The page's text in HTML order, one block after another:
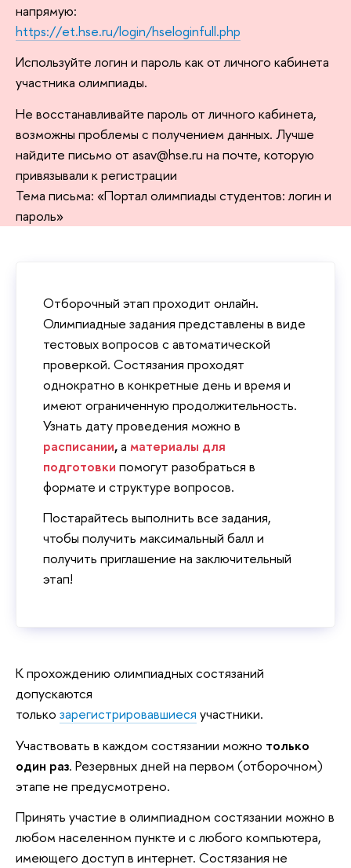
напрямую:
https://et.hse.ru/login/hseloginfull.php
Используйте логин и пароль как от личного кабинета
участника олимпиады.
Не восстанавливайте пароль от личного кабинета,
возможны проблемы с получением данных. Лучше
найдите письмо от asav@hse.ru на почте, которую
привязывали к регистрации
Тема письма: «Портал олимпиады студентов: логин и
пароль»
Отборочный этап проходит онлайн.
Олимпиадные задания представлены в виде
тестовых вопросов с автоматической
проверкой. Состязания проходят
однократно в конкретные день и время и
имеют ограниченную продолжительность.
Узнать дату проведения можно в
расписании,а материалы для
подготовки помогут разобраться в
формате и структуре вопросов.
Постарайтесь выполнить все задания,
чтобы получить максимальный балл и
получить приглашение на заключительный
этап!
К прохождению олимпиадных состязаний
допускаются
только зарегистрировавшиеся участники.
Участвовать в каждом состязании можно только
один раз. Резервных дней на первом (отборочном)
этапе не предусмотрено.
Принять участие в олимпиадном состязании можно в
любом населенном пункте и с любого компьютера,
имеющего доступ в интернет. Состязания не